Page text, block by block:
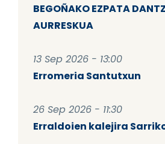
BEGOÑAKO EZPATA
AURRESKUA
13 Sep 2026 - 13:00
Erromeria Santutxun
26 Sep 2026 - 11:30
Erraldoien kalejira